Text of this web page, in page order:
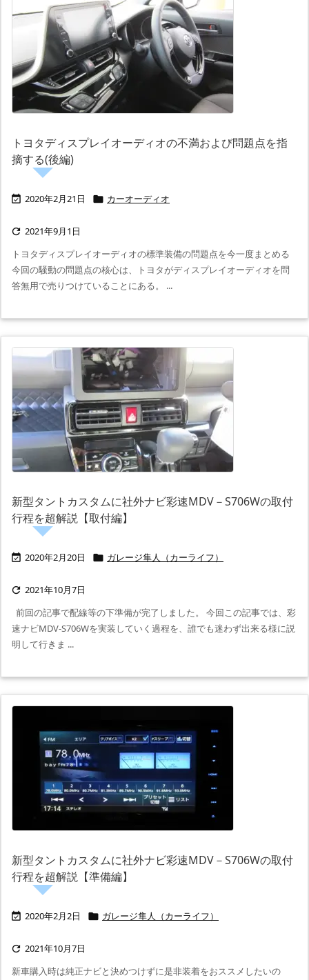
トヨタディスプレイオーディオの不満および問題点を指
摘する(後編)
 2020年2月21日  カーオーディオ
 2021年9月1日
トヨタディスプレイオーディオの標準装備の問題点を今一度まとめる
今回の騒動の問題点の核心は、トヨタがディスプレイオーディオを問
答無用で売りつけていることにある。 ...
新型タントカスタムに社外ナビ彩速MDV－S706Wの取付
行程を超解説【取付編】
 2020年2月20日  ガレージ隼人（カーライフ）
 2021年10月7日
前回の記事で配線等の下準備が完了しました。 今回この記事では、彩
速ナビMDV-S706Wを実装していく過程を、誰でも迷わず出来る様に説
明して行きま ...
新型タントカスタムに社外ナビ彩速MDV－S706Wの取付
行程を超解説【準備編】
 2020年2月2日  ガレージ隼人（カーライフ）
 2021年10月7日
新車購入時は純正ナビと決めつけずに是非装着をおススメしたいの